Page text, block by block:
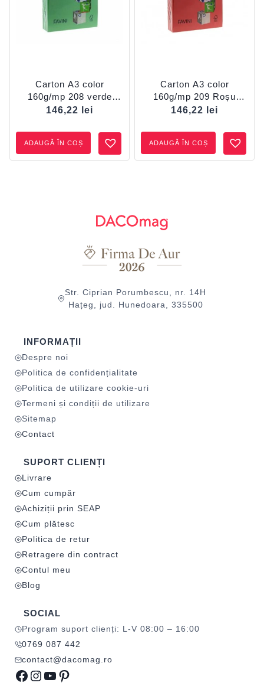
Carton A3 color
160g/mp 208 verde
închis FAVINI
146,22 lei
ADAUGĂ ÎN COȘ
Carton A3 color
160g/mp 209 Roșu
FAVINI
146,22 lei
ADAUGĂ ÎN COȘ
Str. Ciprian Porumbescu, nr. 14H
Hațeg, jud. Hunedoara, 335500
INFORMAȚII
Despre noi
Politica de confidențialitate
Politica de utilizare cookie-uri
Termeni și condiții de utilizare
Sitemap
Contact
SUPORT CLIENȚI
Livrare
Cum cumpăr
Achiziții prin SEAP
Cum plătesc
Politica de retur
Retragere din contract
Contul meu
Blog
SOCIAL
Program suport clienți: L-V 08:00 – 16:00
0769 087 442
contact@dacomag.ro
Facebook
Instagram
YouTube
Pinterest